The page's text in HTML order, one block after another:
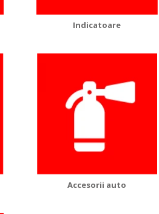
Indicatoare
Accesorii auto